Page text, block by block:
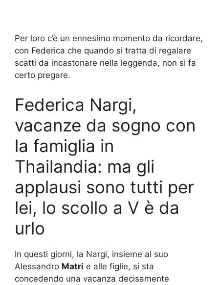
Per loro c’è un ennesimo momento da ricordare,
con Federica che quando si tratta di regalare
scatti da incastonare nella leggenda, non si fa
certo pregare.
Federica Nargi,
vacanze da sogno con
la famiglia in
Thailandia: ma gli
applausi sono tutti per
lei, lo scollo a V è da
urlo
In questi giorni, la Nargi, insieme al suo
Alessandro Matri e alle figlie, si sta
concedendo una vacanza decisamente